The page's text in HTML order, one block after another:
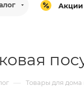
Акции
— Товары для дома